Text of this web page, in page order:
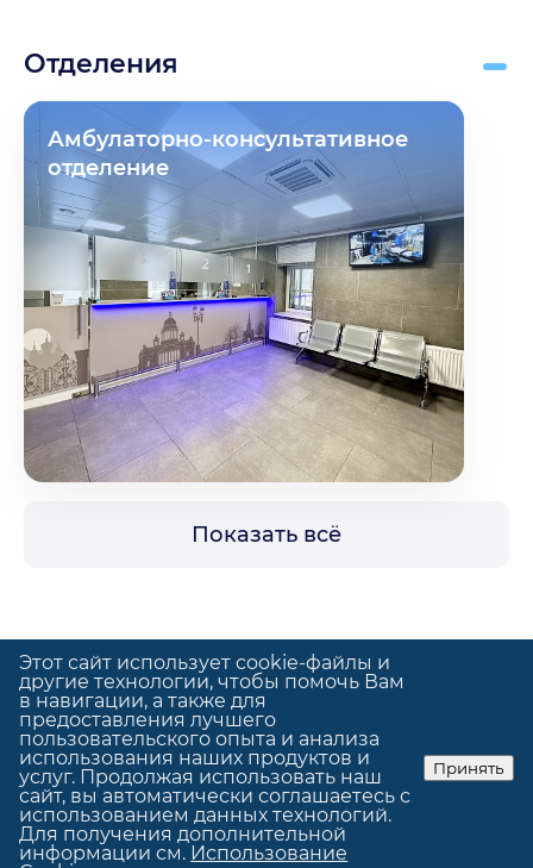
Отделения
Амбулаторно-консультативное
отделение
Показать всё
Политика конфиденциальности
Использование cookie
© GrandUp | Сделано вGrandUp
Этот сайт использует cookie-файлы и
другие технологии, чтобы помочь Вам
в навигации, а также для
предоставления лучшего
пользовательского опыта и анализа
использования наших продуктов и
услуг. Продолжая использовать наш
сайт, вы автоматически соглашаетесь с
использованием данных технологий.
Для получения дополнительной
информации см. Использование
Принять